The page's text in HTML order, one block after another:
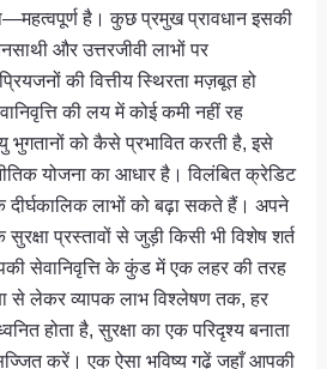
है। कुछ प्रमुख प्रावधान इसकी
और उत्तरजीवी लाभों पर
की वित्तीय स्थिरता मज़बूत हो
की लय में कोई कमी नहीं रह
भुगतानों को कैसे प्रभावित करती है, इसे
योजना का आधार है। विलंबित क्रेडिट
लाभों को बढ़ा सकते हैं। अपने
प्रस्तावों से जुड़ी किसी भी विशेष शर्त
सेवानिवृत्ति के कुंड में एक लहर की तरह
से लेकर व्यापक लाभ विश्लेषण तक, हर
होता है, सुरक्षा का एक परिदृश्य बनाता
करें। एक ऐसा भविष्य गढ़ें जहाँ आपकी